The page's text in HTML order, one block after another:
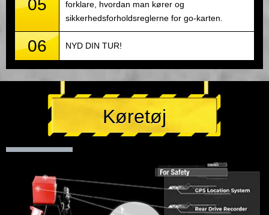
05
forklare, hvordan man kører og
sikkerhedsforholdsreglerne for go-karten.
06 NYD DIN TUR!
Køretøj